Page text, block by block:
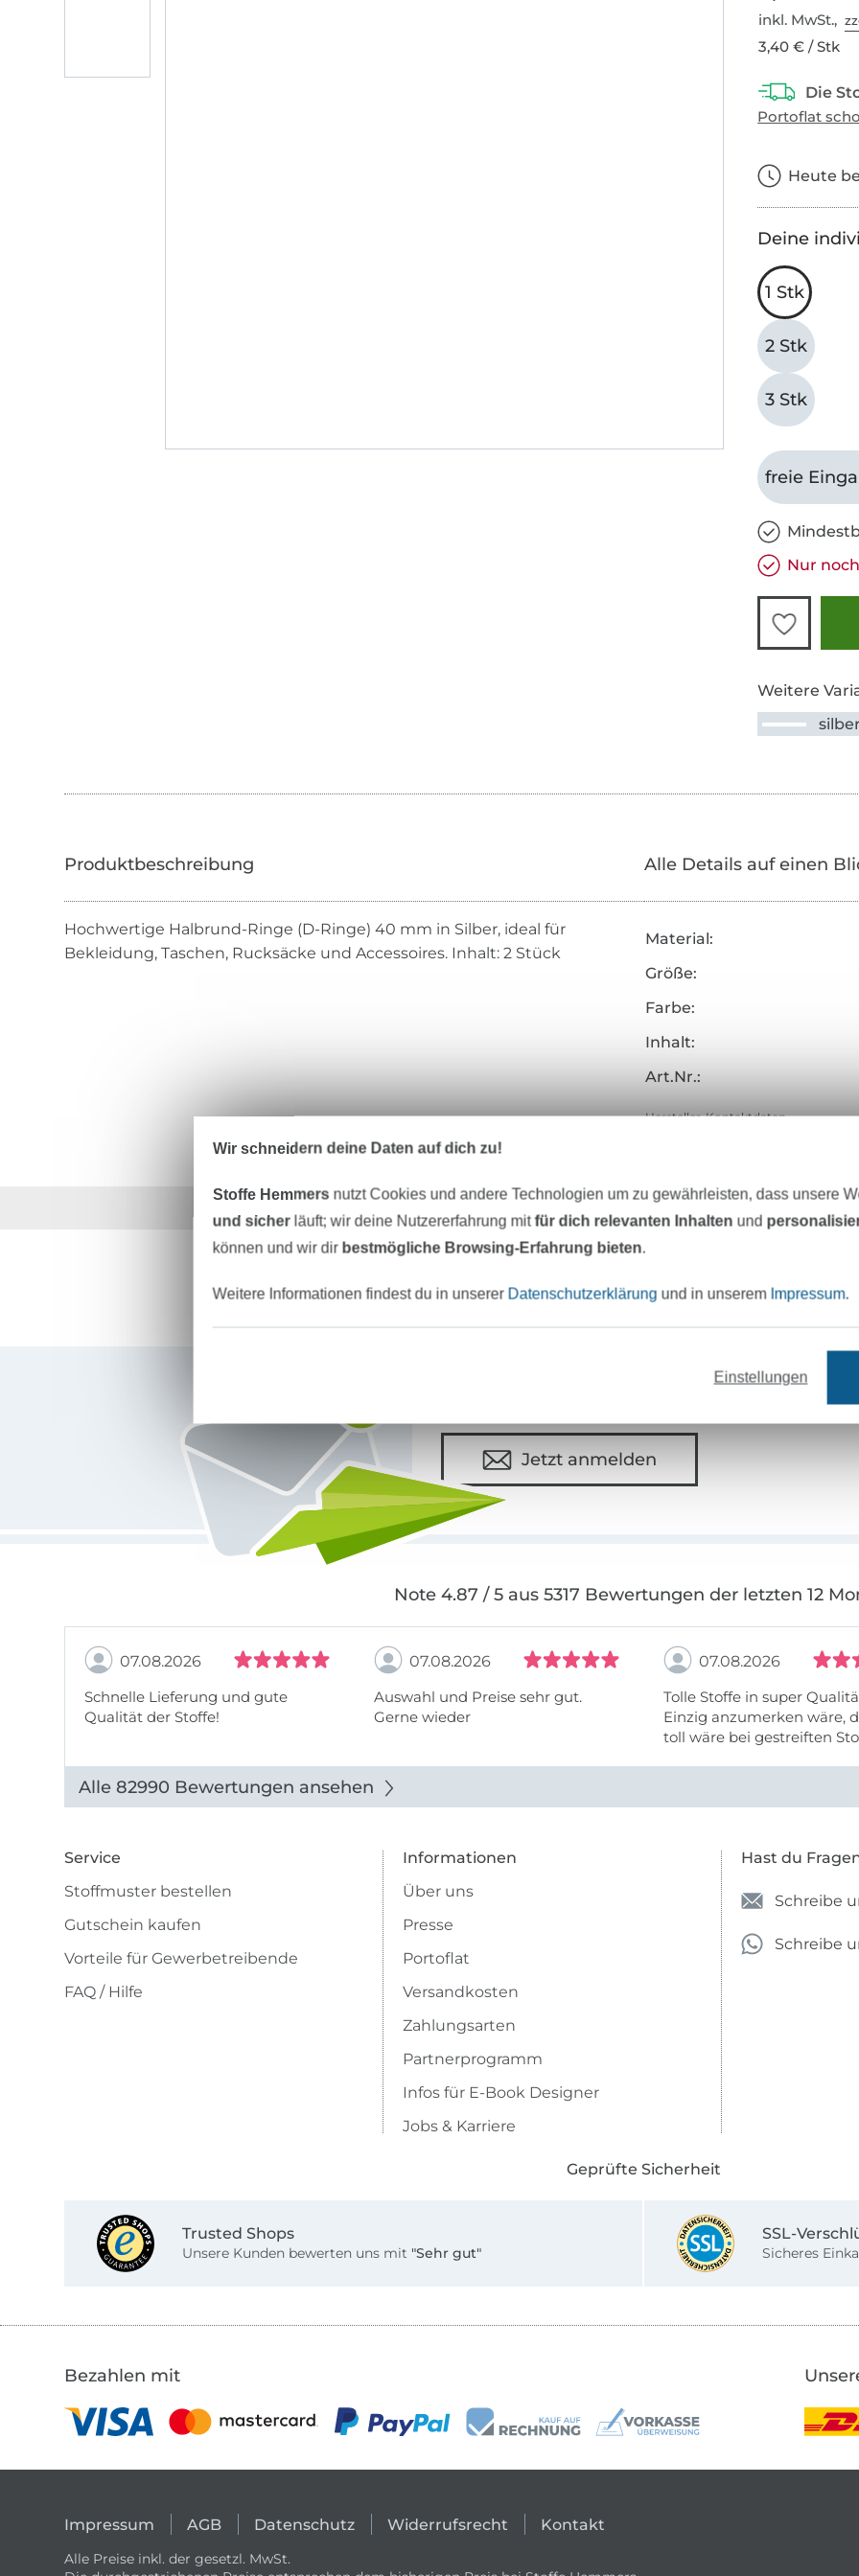
inkl. MwSt.,
3,40 € / Stk
Heute
Deine
1 Stk
2 Stk
3 Stk
freie
Nur
Weitere
silber
Hochwertige Halbrund-Ringe (D-Ringe) 40 mm in Silber, ideal für
Bekleidung, Taschen, Rucksäcke und Accessoires. Inhalt: 2 Stück
Alle Details auf einen
Material:
Größe:
Farbe:
Inhalt:
Art.Nr.:
Hersteller-Kontaktdaten
Über 1.8 Millionen Meter Stoff versandfertig Über 80000 zufriedene Kunden
MÖCHTEST DU IMMER AUF DEM
Jetzt anmelden
Note 4.87 / 5 aus 5317 Bewertungen der letzten 12
07.08.2026
Schnelle Lieferung und gute
Qualität der Stoffe!
07.08.2026
Auswahl und Preise sehr gut.
Gerne wieder
07.08.2026
Tolle Stoffe in super
Einzig anzumerken wäre,
toll wäre bei gestreiften
Alle 82990 Bewertungen ansehen
Service
Stoffmuster bestellen
Gutschein kaufen
Vorteile für Gewerbetreibende
FAQ / Hilfe
Informationen
Über uns
Presse
Portoflat
Versandkosten
Zahlungsarten
Partnerprogramm
Infos für E-Book Designer
Jobs & Karriere
Hast du
Schreibe
Schreibe
Geprüfte Sicherheit
Trusted Shops
Unsere Kunden bewerten uns mit "Sehr gut"
SSL-
Sicheres
Bezahlen mit
Impressum AGB Datenschutz Widerrufsrecht Kontakt
Alle Preise inkl. der gesetzl. MwSt.
Wir schneidern deine Daten auf dich zu!
Stoffe Hemmers nutzt Cookies und andere Technologien um zu gewährleisten, dass unsere
und sicherläuft; wir deine Nutzererfahrung mitfür dich relevanten Inhalten und
können und wir dir bestmögliche Browsing-Erfahrung bieten.
Weitere Informationen findest du in unserer Datenschutzerklärung und in unserem Impressum.
Einstellungen